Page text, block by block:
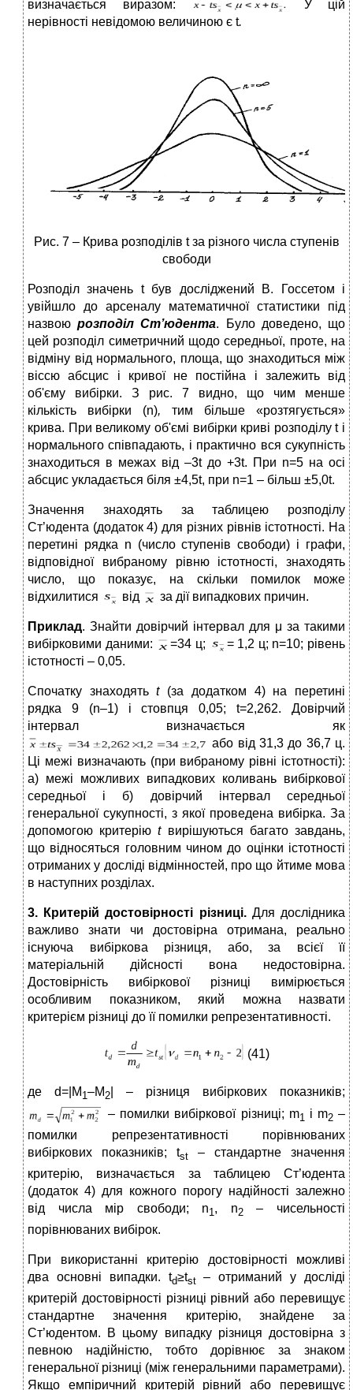
визначається виразом:
У цій
нерівності невідомою величиною є t.
Рис. 7 – Крива розподілів t за різного числа ступенів
свободи
Розподіл значень t був досліджений В. Госсетом і
увійшло до арсеналу математичної статистики під
назвоюрозподілСт’юдента. Було доведено, що
цей розподіл симетричний щодо середньої, проте, на
відміну від нормального, площа, що знаходиться між
віссю абсцис і кривої не постійна і залежить від
об'єму вибірки. З рис. 7 видно, що чим менше
кількість вибірки (n), тим більше «розтягується»
крива. При великому об'ємі вибірки криві розподілу t і
нормального співпадають, і практично вся сукупність
знаходиться в межах від –3t до +3t. При n=5 на осі
абсцис укладається біля ±4,5t, при n=1 – більш ±5,0t.
Значення знаходять за таблицею розподілу
Ст’юдента (додаток 4) для різних рівнів істотності. На
перетині рядка n (число ступенів свободи) і графи,
відповідної вибраному рівню істотності, знаходять
число, що показує, на скільки помилок може
відхилитися
від за дії випадкових причин.
Приклад. Знайти довірчий інтервал для μ за такими
вибірковими даними:
=34 ц;
= 1,2 ц; n=10; рівень
істотності – 0,05.
Спочатку знаходятьt (за додатком 4) на перетині
рядка 9 (n–1) і стовпця 0,05; t=2,262. Довірчий
інтервал визначається як
або від 31,3 до 36,7 ц.
Ці межі визначають (при вибраному рівні істотності):
а) межі можливих випадкових коливань вибіркової
середньої і б) довірчий інтервал середньої
генеральної сукупності, з якої проведена вибірка. За
допомогою критеріюt вирішуються багато завдань,
що відносяться головним чином до оцінки істотності
отриманих у досліді відмінностей, про що йтиме мова
в наступних розділах.
3. Критерій достовірності різниці. Для дослідника
важливо знати чи достовірна отримана, реально
існуюча вибіркова різниця, або, за всієї її
матеріальній дійсності вона недостовірна.
Достовірність вибіркової різниці вимірюється
особливим показником, який можна назвати
критерієм різниці до її помилки репрезентативності.
(41)
де d=|М 1 –М 2 | – різниця вибіркових показників;
– помилки вибіркової різниці; m1 і m2–
помилки репрезентативності порівнюваних
вибіркових показників; tst – стандартне значення
критерію, визначається за таблицею Ст’юдента
(додаток 4) для кожного порогу надійності залежно
від числа мір свободи; n1, n2– чисельності
порівнюваних вибірок.
При використанні критерію достовірності можливі
два основні випадки. td≥tst– отриманий у досліді
критерій достовірності різниці рівний або перевищує
стандартне значення критерію, знайдене за
Ст’юдентом. В цьому випадку різниця достовірна з
певною надійністю, тобто дорівнює за знаком
генеральної різниці (між генеральними параметрами).
Якщо емпіричний критерій рівний або перевищує